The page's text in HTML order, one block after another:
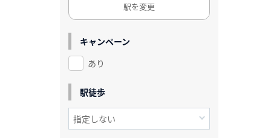
駅を変更
キャンペーン
あり
駅徒歩